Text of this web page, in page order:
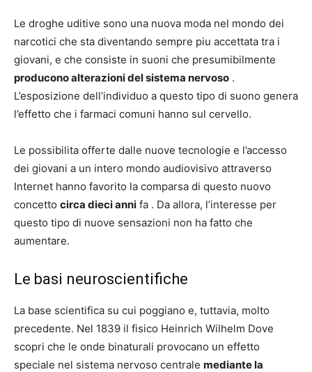
Le droghe uditive sono una nuova moda nel mondo dei
narcotici che sta diventando sempre piu accettata tra i
giovani, e che consiste in suoni che presumibilmente
producono alterazioni del sistema nervoso .
L’esposizione dell’individuo a questo tipo di suono genera
l’effetto che i farmaci comuni hanno sul cervello.
Le possibilita offerte dalle nuove tecnologie e l’accesso
dei giovani a un intero mondo audiovisivo attraverso
Internet hanno favorito la comparsa di questo nuovo
concetto circa dieci anni fa . Da allora, l’interesse per
questo tipo di nuove sensazioni non ha fatto che
aumentare.
Le basi neuroscientifiche
La base scientifica su cui poggiano e, tuttavia, molto
precedente. Nel 1839 il fisico Heinrich Wilhelm Dove
scopri che le onde binaturali provocano un effetto
speciale nel sistema nervoso centrale mediante la